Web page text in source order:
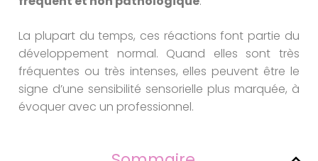
La plupart du temps, ces réactions font partie du
développement normal. Quand elles sont très
fréquentes ou très intenses, elles peuvent être le
signe d’une sensibilité sensorielle plus marquée, à
évoquer avec un professionnel.